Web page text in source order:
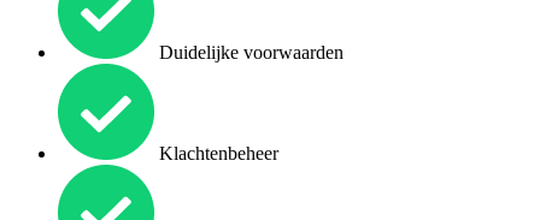
Duidelijke voorwaarden
Klachtenbeheer